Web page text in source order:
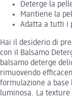
Deterge la
Mantiene la
Adatta a tutti i
Hai il desiderio di
con il Balsamo
balsamo deterge
rimuovendo
formulazione a
luminosa. La texture